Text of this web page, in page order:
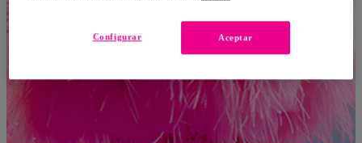
Aceptar
Configurar